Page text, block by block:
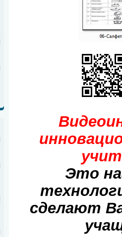
Это
сделают